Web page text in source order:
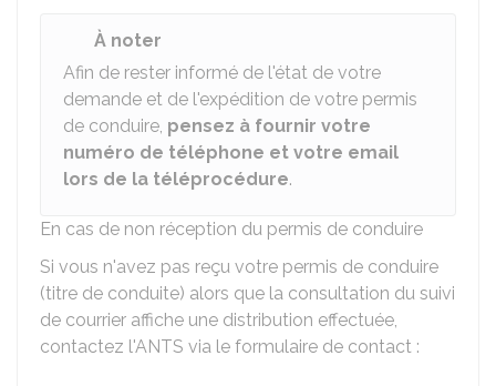
À noter
Afin de rester informé de l'état de votre
demande et de l'expédition de votre permis
de conduire, pensez à fournir votre
numéro de téléphone et votre email
lors de la téléprocédure.
En cas de non réception du permis de conduire
Si vous n'avez pas reçu votre permis de conduire
(titre de conduite) alors que la consultation du suivi
de courrier affiche une distribution effectuée,
contactez l'ANTS via le formulaire de contact :